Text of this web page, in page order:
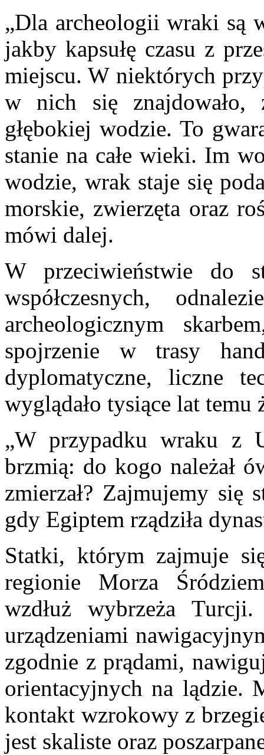
„Dla archeologii wraki są
jakby kapsułę czasu z
miejscu. W niektórych
w nich się znajdowało,
głębokiej wodzie. To
stanie na całe wieki. Im
wodzie, wrak staje się
morskie, zwierzęta oraz
mówi dalej.
W przeciwieństwie do
współczesnych,
archeologicznym
spojrzenie w trasy
dyplomatyczne, liczne
wyglądało tysiące lat temu
„W przypadku wraku z
brzmią: do kogo należał
zmierzał? Zajmujemy się
gdy Egiptem rządziła
Statki, którym zajmuje
regionie Morza
wzdłuż wybrzeża
urządzeniami
zgodnie z prądami,
orientacyjnych na lądzie.
kontakt wzrokowy z
jest skaliste oraz